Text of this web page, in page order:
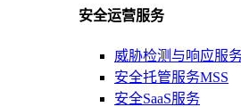
安全运营服务
威胁检测与响应服
安全托管服务MSS
安全SaaS服务